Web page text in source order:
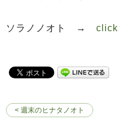
ソラノノオト → click
< 週末のヒナタノオト